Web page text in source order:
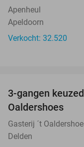
Apenheul
Apeldoorn
Verkocht: 32.520
3-gangen
Oaldershoes
Gasterij ´t
Delden